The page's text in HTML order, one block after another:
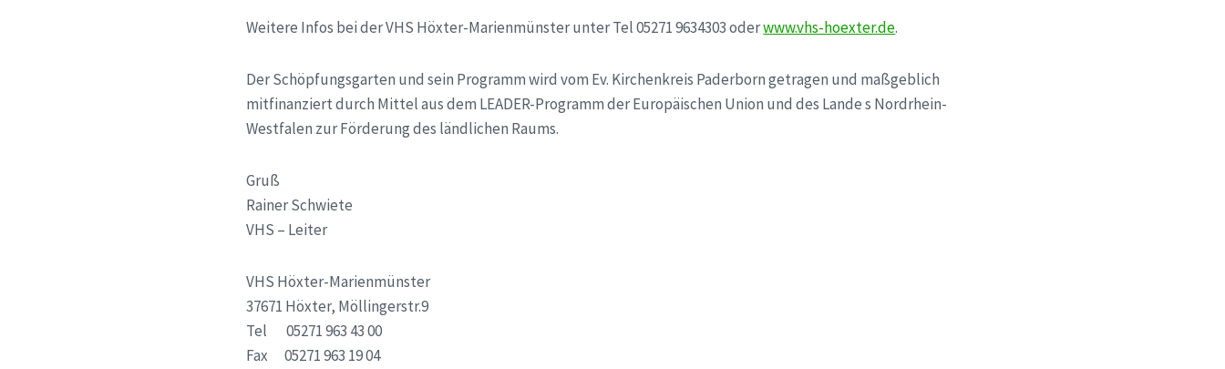
Weitere Infos bei der VHS Höxter-Marienmünster unter Tel 05271 9634303 oderwww.vhs-hoexter.de.
Der Schöpfungsgarten und sein Programm wird vom Ev. Kirchenkreis Paderborn getragen und maßgeblich
mitfinanziert durch Mittel aus dem LEADER-Programm der Europäischen Union und des Lande s Nordrhein-
Westfalen zur Förderung des ländlichen Raums.
Gruß
Rainer Schwiete
VHS – Leiter
VHS Höxter-Marienmünster
37671 Höxter, Möllingerstr.9
Tel 05271 963 43 00
Fax 05271 963 19 04